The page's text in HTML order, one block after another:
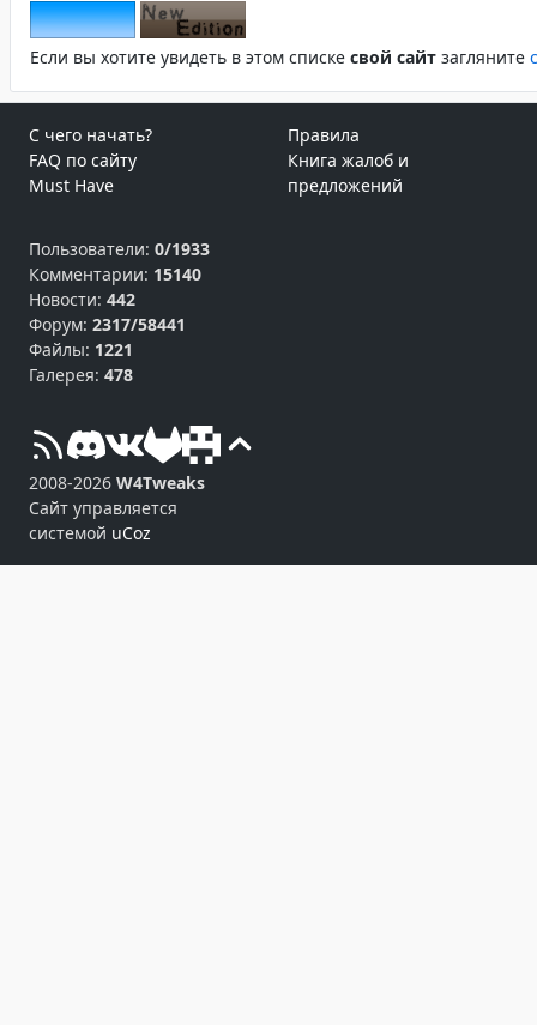
Если вы хотите увидеть в этом спиcке свой сайт загляните
С чего начать?
FAQ по сайту
Must Have
Правила
Книга жалоб и
предложений
Пользователи: 0/1933
Комментарии: 15140
Новости: 442
Форум: 2317/58441
Файлы: 1221
Галерея: 478
2008-2026 W4Tweaks
Сайт управляется
системой uCoz